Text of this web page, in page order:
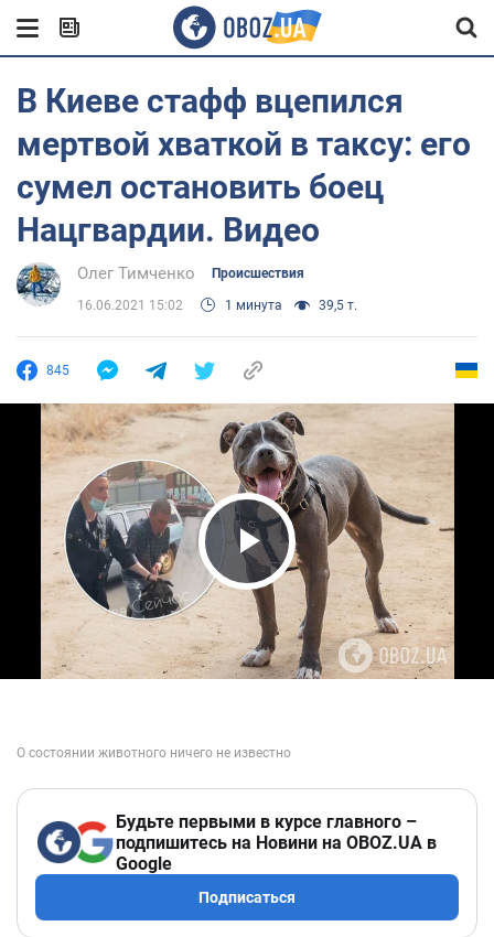
В Киеве стафф вцепился
мертвой хваткой в таксу: его
сумел остановить боец
Нацгвардии. Видео
Олег Тимченко Происшествия
16.06.2021 15:02 1 минута 39,5 т.
845
Play Video
Будьте первыми в курсе главного –
подпишитесь на Новини на OBOZ.UA в
Google
Подписаться